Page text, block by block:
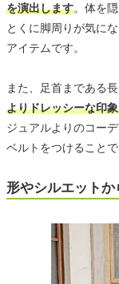
を演出します。体を
とくに脚周りが気に
アイテムです。
また、足首まである
よりドレッシーな印
ジュアルよりのコー
ベルトをつけること
形やシルエットか